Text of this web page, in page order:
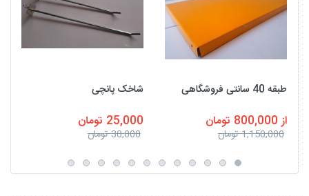
طبقه 40 سانتی فروشگاهی
از 800,000 تومان
1,150,000 تومان
شاخک پانچی
25,000 تومان
30,000 تومان